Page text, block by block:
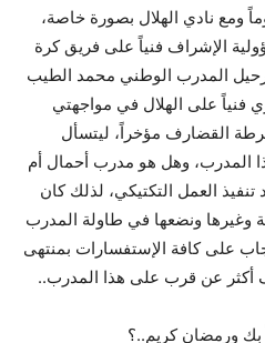
ومع نادي الهلال بصورة خاصة،
الإشراف فنياً على فريق كرة
رحيل المدرب الوطني محمد الطيب
فنياً على الهلال في مواجهتي
القضارف مؤخراً، ليتسأل
المدرب، وهل هو مدرب أحمال أم
العمل التكتيكي، لذلك كان
وغيرها ونضعها في طاولة المدرب
على كافة الإستفسارات بمنتهى
أكثر عن قرب على هذا المدرب..
بك ورمضان كريم..؟